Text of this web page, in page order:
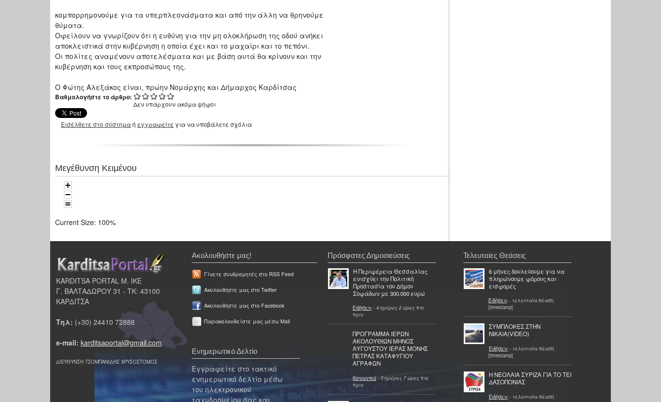
κομπορρημονούμε για τα υπερπλεονάσματα και από την άλλη να θρηνούμε
θύματα.
Οφείλουν να γνωρίζουν ότι η ευθύνη για την μη ολοκλήρωση της οδού ανήκει
αποκλειστικά στην κυβέρνηση η οποία έχει και το μαχαίρι και το πεπόνι.
Οι πολίτες αναμένουν αποτελέσματα και με βάση αυτά θα κρίνουν και την
κυβέρνηση και τους εκπροσώπους της.
Ο Φώτης Αλεξάκος είναι, πρώην Νομάρχης και Δήμαρχος Καρδίτσας
Βαθμολογήστε το άρθρο:
Δεν υπάρχουν ακόμα ψήφοι
Εισέλθετε στο σύστημαή εγγραφείτε για να υποβάλετε σχόλια
Μεγέθυνση Κειμένου
Current Size: 100%
KARDITSA PORTAL Μ. ΙΚΕ
Γ. ΒΑΛΤΑΔΩΡΟΥ 31 - ΤΚ: 43100
ΚΑΡΔΙΤΣΑ
Τηλ: (+30) 24410 72888
e-mail: karditsaportal@gmail.com
ΔΙΕΥΘΥΝΣΗ ΤΣΟΜΠΑΝΙΔΗΣ ΧΡΥΣΟΣΤΟΜΟΣ
Ακολουθήστε μας!
Γίνετε συνδρομητές στο RSS Feed
Ακολουθήστε μας στο Twitter
Ακολουθήστε μας στο Facebook
Παρακολουθείστε μας μέσω Mail
Ενημερωτικό Δελτίο
Εγγραφείτε στο τακτικό
ενημερωτικό δελτίο μέσω
του ηλεκτρονικού
ταχυδρομείου σας και
Πρόσφατες Δημοσιεύσεις
Η Περιφέρεια Θεσσαλίας
ενισχύει την Πολιτική
Προστασία του Δήμου
Σοφάδων με 300.000 ευρώ
Ειδήσεις - 4 ημέρες 2 ώρες πιο
πριν
ΠΡΟΓΡΑΜΜΑ ΙΕΡΩΝ
ΑΚΟΛΟΥΘΙΩΝ ΜΗΝΟΣ
ΑΥΓΟΥΣΤΟΥ ΙΕΡΑΣ ΜΟΝΗΣ
ΠΕΤΡΑΣ ΚΑΤΑΦΥΓΙΟΥ
ΑΓΡΑΦΩΝ
Κοινωνικά - 5 ημέρες 7 ώρες πιο
πριν
Τελευταίες Θεάσεις
6 μήνες δουλεύουμε για να
πληρώνουμε φόρους και
εισφορές
Ειδήσεις - τελευταία θέαση
[timestamp]
ΣΥΜΠΛΟΚΕΣ ΣΤΗΝ
ΝΙΚΑΙΑ(VIDEO)
Ειδήσεις - τελευταία θέαση
[timestamp]
Η ΝΕΟΛΑΙΑ ΣΥΡΙΖΑ ΓΙΑ ΤΟ ΤΕΙ
ΔΑΣΟΠΟΝΙΑΣ
Ειδήσεις - τελευταία θέαση